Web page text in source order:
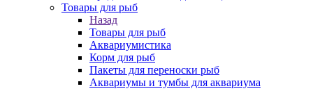
Товары для рыб
Назад
Товары для рыб
Аквариумистика
Корм для рыб
Пакеты для переноски рыб
Аквариумы и тумбы для аквариума